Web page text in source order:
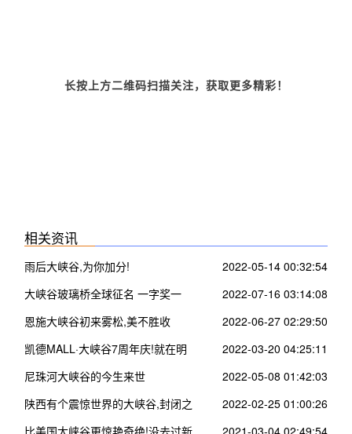
长按上方二维码扫描关注，获取更多精彩！
相关资讯
雨后大峡谷,为你加分!
2022-05-14 00:32:54
大峡谷玻璃桥全球征名 一字奖一
万/张家界多部门联合整治农村道路
2022-07-16 03:14:08
恩施大峡谷初来雾松,美不胜收
2022-06-27 02:29:50
凯德MALL·大峡谷7周年庆!就在明
天!
2022-03-20 04:25:11
尼珠河大峡谷的今生来世
2022-05-08 01:42:03
陕西有个震惊世界的大峡谷,封闭之
后又重新开放了?
2022-02-25 01:00:26
比美国大峡谷更惊艳奇绝!没去过新
2021-03-04 02:49:54